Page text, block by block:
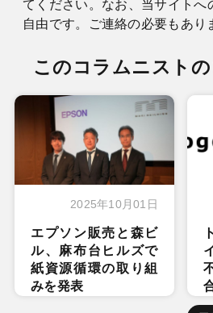
てください。なお、当サイトへ
自由です。ご連絡の必要もあり
このコラムニスト
2025年10月01日
エプソン販売と森ビ
ル、麻布台ヒルズで
紙資源循環の取り組
みを発表